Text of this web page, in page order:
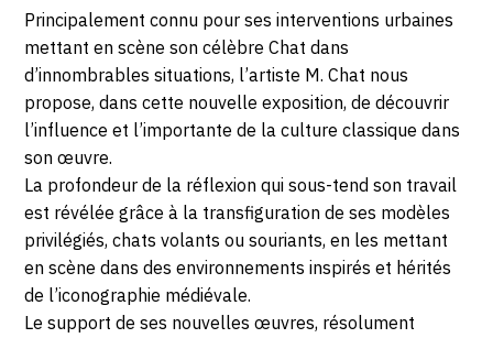
PINTEREST
SAMEDI
12
JANVIER
2019
Paris
horaires...
Principalement connu pour ses interventions urbaines
mettant en scène son célèbre Chat dans
d’innombrables situations, l’artiste M. Chat nous
propose, dans cette nouvelle exposition, de découvrir
l’influence et l’importante de la culture classique dans
son œuvre.
La profondeur de la réflexion qui sous-tend son travail
est révélée grâce à la transfiguration de ses modèles
privilégiés, chats volants ou souriants, en les mettant
en scène dans des environnements inspirés et hérités
de l’iconographie médiévale.
Le support de ses nouvelles œuvres, résolument